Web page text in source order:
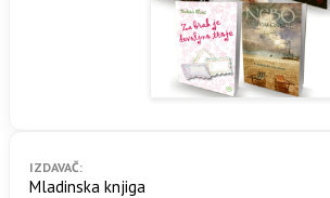
IZDAVAČ:
Mladinska knjiga